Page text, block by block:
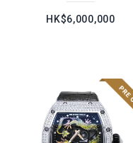
HK$6,000,000